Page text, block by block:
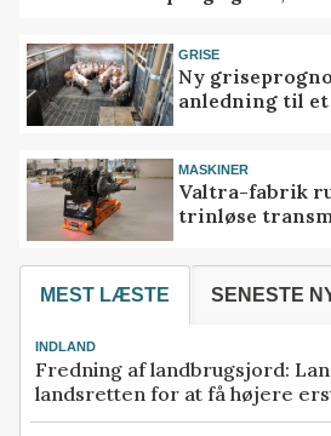
GRISE
Ny
anledning til
MASKINER
Valtra-fabrik
trinløse
MEST LÆSTE SENESTE
INDLAND
Fredning af landbrugsjord:
landsretten for at få højere